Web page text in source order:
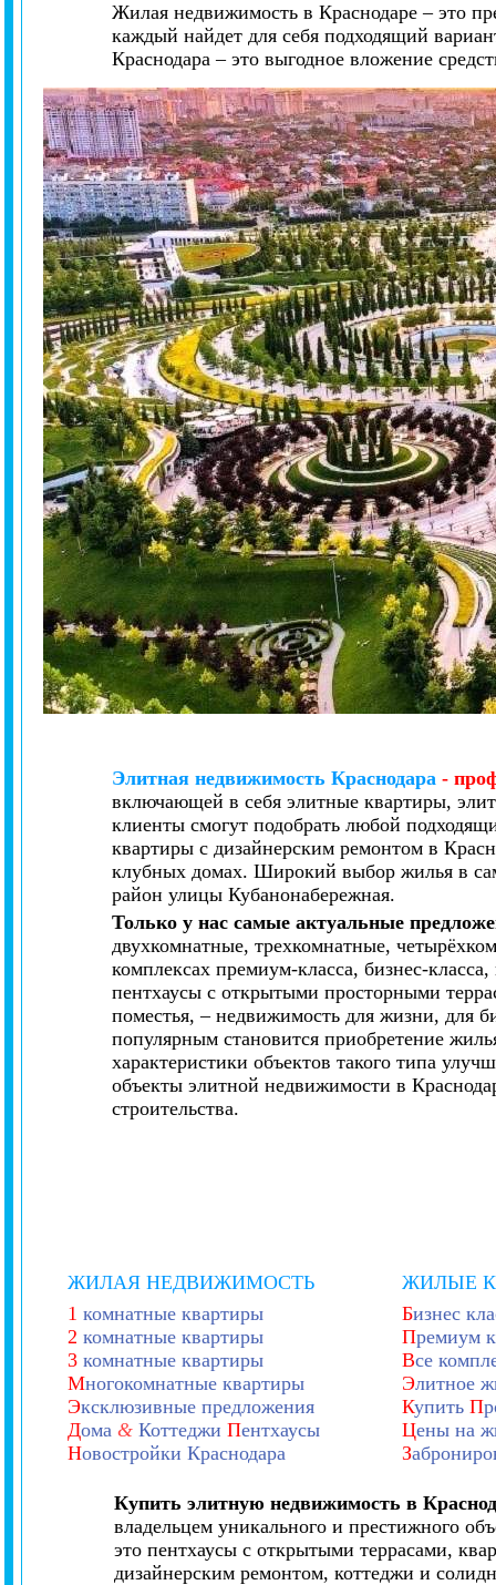
Жилая недвижимость в Краснодаре – это
каждый найдет для себя подходящий
Краснодара – это выгодное вложение
Элитная недвижимость Краснодара -
включающей в себя элитные квартиры,
клиенты смогут подобрать любой
квартиры с дизайнерским ремонтом в
клубных домах. Широкий выбор жилья в
район улицы Кубанонабережная.
Только у нас самые актуальные
двухкомнатные, трехкомнатные,
комплексах премиум-класса, бизнес-
пентхаусы с открытыми просторными
поместья, – недвижимость для жизни, для
популярным становится приобретение
характеристики объектов такого типа
объекты элитной недвижимости в
строительства.
ЖИЛАЯ НЕДВИЖИМОСТЬ
1 комнатные квартиры
2 комнатные квартиры
3 комнатные квартиры
Многокомнатные квартиры
Эксклюзивные предложения
Дома& Коттеджи Пентхаусы
Новостройки Краснодара
ЖИЛЫЕ
Бизнес
Премиум
Все
Элитное
Купить П
Цены на
З
Купить элитную недвижимость в
владельцем уникального и престижного
это пентхаусы с открытыми террасами,
дизайнерским ремонтом, коттеджи и